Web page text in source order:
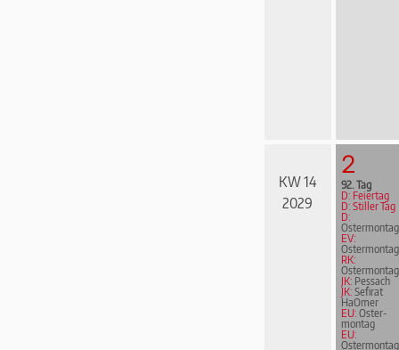
KW 14
2029
2
92. Tag
D: Feiertag
D: Stiller Tag
D:
Ostermontag
EV:
Ostermontag
RK:
Ostermontag
JK: Pessach
JK: Sefirat
HaOmer
EU: Oster­
mon­tag
EU:
Ostermontag